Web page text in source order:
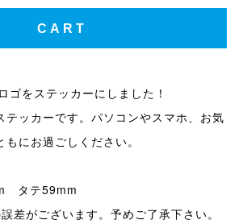
ゴをステッカーにしました！
テッカーです。パソコンやスマホ、お気
にお過ごしください。
タテ59mm
差がございます。予めご了承下さい。